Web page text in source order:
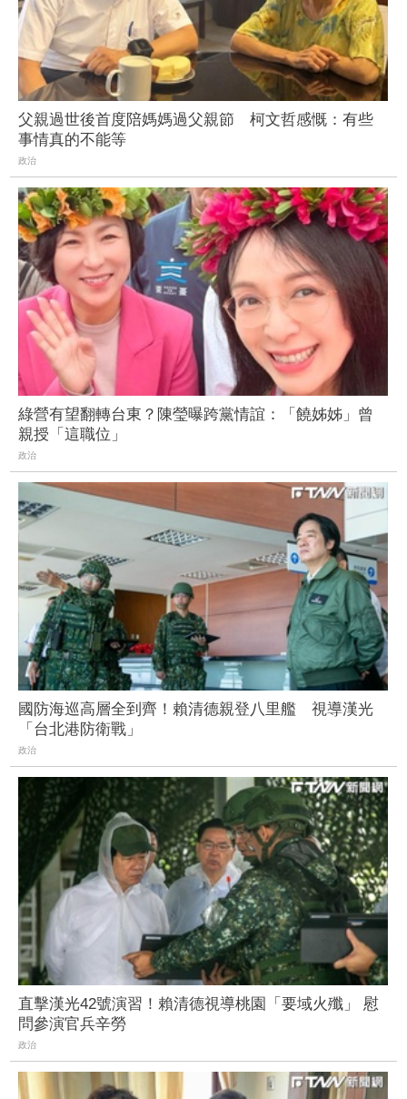
父親過世後首度陪媽媽過父親節 柯文哲感慨：有些
事情真的不能等
政治
綠營有望翻轉台東？陳瑩曝跨黨情誼：「饒姊姊」曾
親授「這職位」
政治
國防海巡高層全到齊！賴清德親登八里艦 視導漢光
「台北港防衛戰」
政治
直擊漢光42號演習！賴清德視導桃園「要域火殲」 慰
問參演官兵辛勞
政治